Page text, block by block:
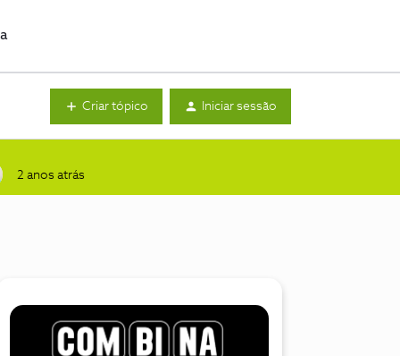
Criar tópico Iniciar sessão
2 anos atrás